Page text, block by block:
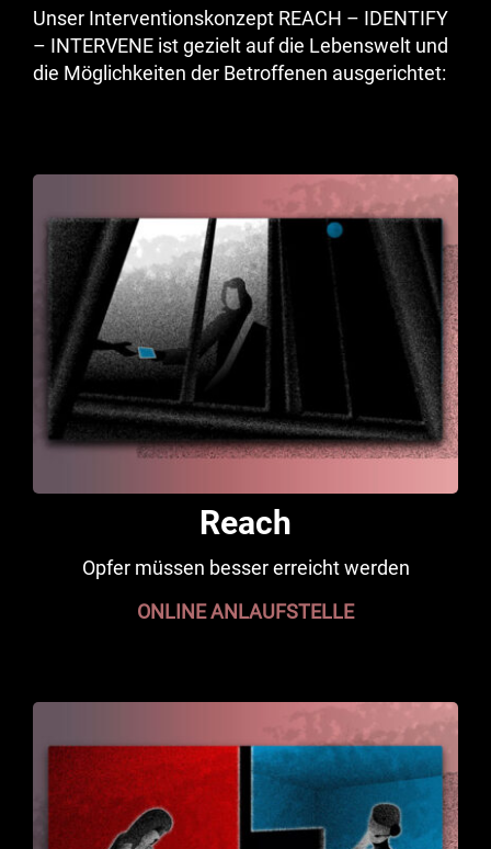
Unser Interventionskonzept REACH – IDENTIFY
– INTERVENE ist gezielt auf die Lebenswelt und
die Möglichkeiten der Betroffenen ausgerichtet:
Reach
Opfer müssen besser erreicht werden
ONLINE ANLAUFSTELLE